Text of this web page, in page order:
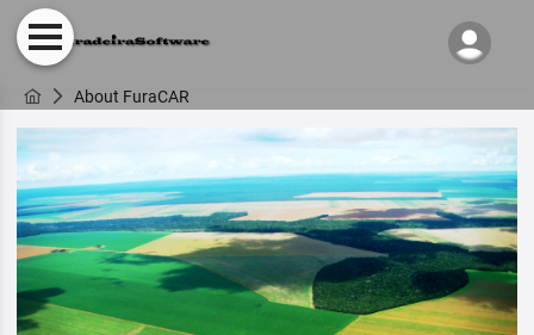
About FuraCAR